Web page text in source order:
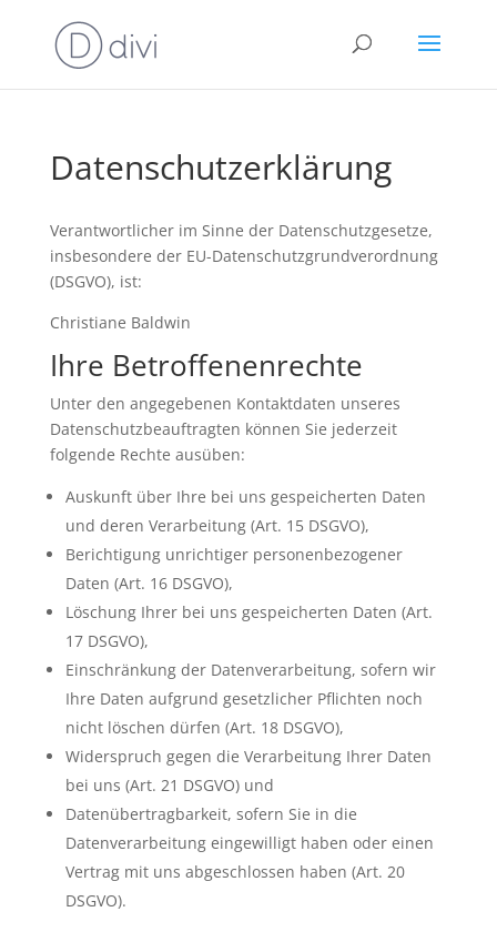
Datenschutzerklärung
Verantwortlicher im Sinne der Datenschutzgesetze,
insbesondere der EU-Datenschutzgrundverordnung
(DSGVO), ist:
Christiane Baldwin
Ihre Betroffenenrechte
Unter den angegebenen Kontaktdaten unseres
Datenschutzbeauftragten können Sie jederzeit
folgende Rechte ausüben:
Auskunft über Ihre bei uns gespeicherten Daten
und deren Verarbeitung (Art. 15 DSGVO),
Berichtigung unrichtiger personenbezogener
Daten (Art. 16 DSGVO),
Löschung Ihrer bei uns gespeicherten Daten (Art.
17 DSGVO),
Einschränkung der Datenverarbeitung, sofern wir
Ihre Daten aufgrund gesetzlicher Pflichten noch
nicht löschen dürfen (Art. 18 DSGVO),
Widerspruch gegen die Verarbeitung Ihrer Daten
bei uns (Art. 21 DSGVO) und
Datenübertragbarkeit, sofern Sie in die
Datenverarbeitung eingewilligt haben oder einen
Vertrag mit uns abgeschlossen haben (Art. 20
DSGVO).